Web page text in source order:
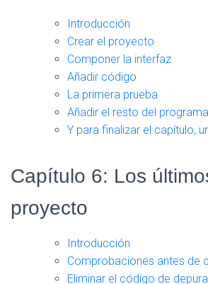
Introducción
Crear el proyecto
Componer la interfaz
Añadir código
La primera prueba
Añadir el resto del programa
Y para finalizar el capítulo,
Capítulo 6: Los
proyecto
Introducción
Comprobaciones antes de
Eliminar el código de